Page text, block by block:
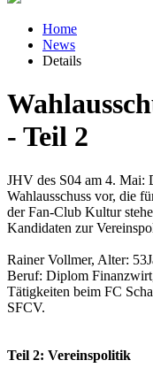
Home
News
Details
- Teil 2
JHV des S04 am 4. Mai:
Wahlausschuss vor, die
der Fan-Club Kultur
Kandidaten zur
Rainer Vollmer, Alter:
Beruf: Diplom
Tätigkeiten beim FC
SFCV.
Teil 2: Vereinspolitik